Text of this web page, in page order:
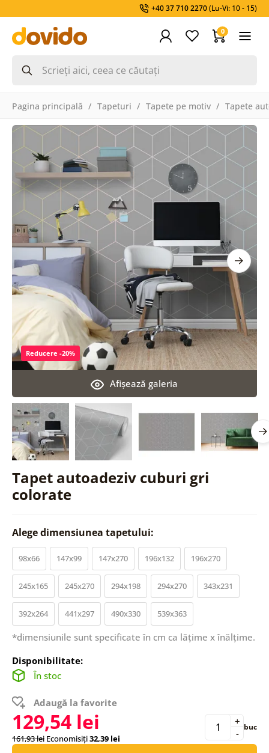
+40 37 710 2270(Lu-Vi: 10 - 15)
0
Pagina principală Tapeturi Tapete pe motiv Tapete
Tapet autoadeziv cuburi gri
colorate
Afişează galeria
Reducere -20%
Alege dimensiunea tapetului:
98x66 147x99 147x270 196x132 196x270
245x165 245x270 294x198 294x270 343x231
392x264 441x297 490x330 539x363
*dimensiunile sunt specificate în cm ca lățime x înălțime.
Disponibilitate:
În stoc
Adaugă la favorite
129,54 lei
161,93 lei Economisiți32,39 lei -
+ buc